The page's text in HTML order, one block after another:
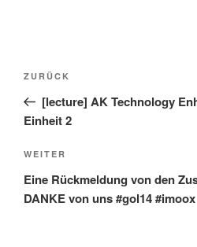
Beitragsnavigation
Vorheriger
Beitrag
ZURÜCK
[lecture] AK Technology
Einheit 2
Nächster
Beitrag
WEITER
Eine Rückmeldung von den
DANKE von uns #gol14 #imoox